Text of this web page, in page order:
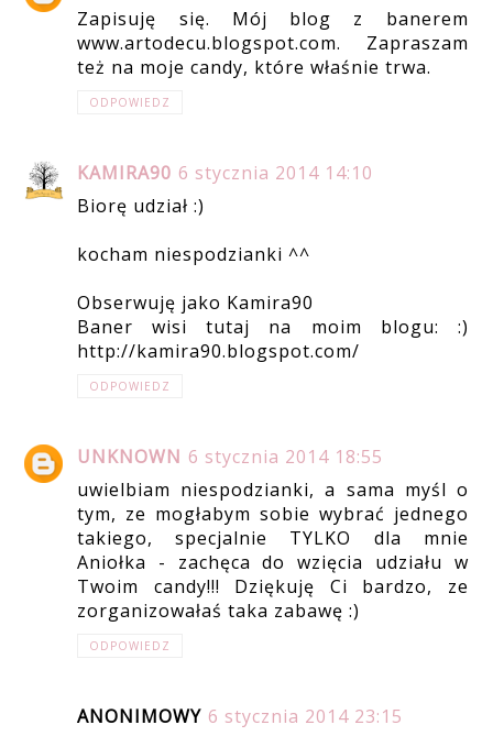
Zapisuję się. Mój blog z banerem
www.artodecu.blogspot.com. Zapraszam
też na moje candy, które właśnie trwa.
ODPOWIEDZ
KAMIRA90 6 stycznia 2014 14:10
Biorę udział :)
kocham niespodzianki ^^
Obserwuję jako Kamira90
Baner wisi tutaj na moim blogu: :)
http://kamira90.blogspot.com/
ODPOWIEDZ
UNKNOWN 6 stycznia 2014 18:55
uwielbiam niespodzianki, a sama myśl o
tym, ze mogłabym sobie wybrać jednego
takiego, specjalnie TYLKO dla mnie
Aniołka - zachęca do wzięcia udziału w
Twoim candy!!! Dziękuję Ci bardzo, ze
zorganizowałaś taka zabawę :)
ODPOWIEDZ
ANONIMOWY 6 stycznia 2014 23:15